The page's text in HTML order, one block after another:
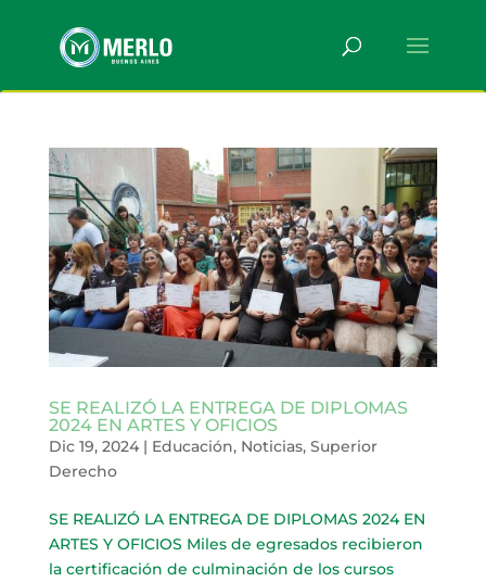
SE REALIZÓ LA ENTREGA DE DIPLOMAS
2024 EN ARTES Y OFICIOS
Dic 19, 2024| Educación, Noticias, Superior
Derecho
SE REALIZÓ LA ENTREGA DE DIPLOMAS 2024 EN
ARTES Y OFICIOS Miles de egresados recibieron
la certificación de culminación de los cursos